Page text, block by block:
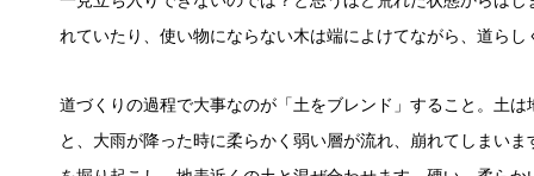
れていたり、使い物にならない木は端によけてながら、道らし
道づくりの過程で大事なのが「土をブレンド」すること。土
と、大雨が降った時に柔らかく弱い層が流れ、崩れてしまい